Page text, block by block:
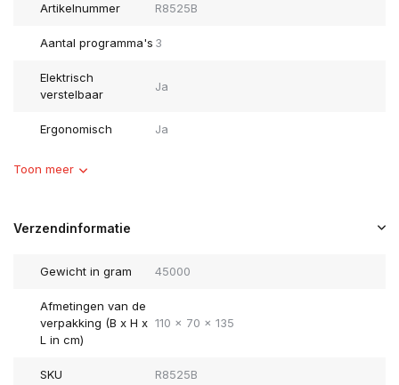
Artikelnummer R8525B
Aantal programma's 3
Elektrisch
verstelbaar
Ja
Ergonomisch Ja
Toon meer
Verzendinformatie
Gewicht in gram 45000
Afmetingen van de
verpakking (B x H x
L in cm)
110 x 70 x 135
SKU R8525B